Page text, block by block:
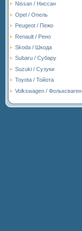
Nissan / Ниссан
Opel / Опель
Peugeot / Пежо
Renault / Рено
Skoda / Шкода
Subaru / Субару
Suzuki / Сузуки
Toyota / Тойота
Volkswagen / Фольксваген